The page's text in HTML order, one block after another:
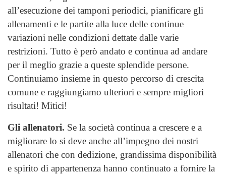
all’esecuzione dei tamponi periodici, pianificare gli
allenamenti e le partite alla luce delle continue
variazioni nelle condizioni dettate dalle varie
restrizioni. Tutto è però andato e continua ad andare
per il meglio grazie a queste splendide persone.
Continuiamo insieme in questo percorso di crescita
comune e raggiungiamo ulteriori e sempre migliori
risultati! Mitici!
Gli allenatori. Se la società continua a crescere e a
migliorare lo si deve anche all’impegno dei nostri
allenatori che con dedizione, grandissima disponibilità
e spirito di appartenenza hanno continuato a fornire la